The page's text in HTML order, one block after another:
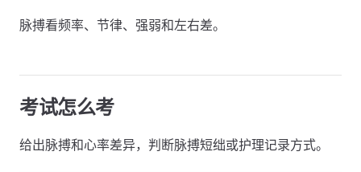
脉搏看频率、节律、强弱和左右差。
考试怎么考
给出脉搏和心率差异，判断脉搏短绌或护理记录方式。